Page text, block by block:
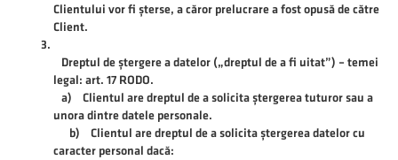
Clientului vor fi șterse, a căror prelucrare a fost opusă de către
Client.
Dreptul de ștergere a datelor („dreptul de a fi uitat”) – temei
legal: art. 17 RODO.
a) Clientul are dreptul de a solicita ștergerea tuturor sau a
unora dintre datele personale.
b) Clientul are dreptul de a solicita ștergerea datelor cu
caracter personal dacă: